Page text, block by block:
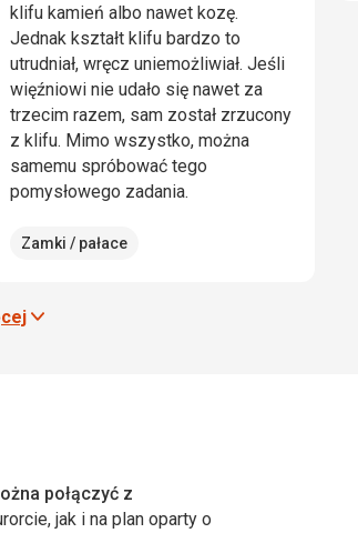
klifu kamień albo nawet kozę.
Jednak kształt klifu bardzo to
utrudniał, wręcz uniemożliwiał. Jeśli
więźniowi nie udało się nawet za
trzecim razem, sam został zrzucony
z klifu. Mimo wszystko, można
samemu spróbować tego
pomysłowego zadania.
Zamki / pałace
połączyć z
jak i na plan oparty o